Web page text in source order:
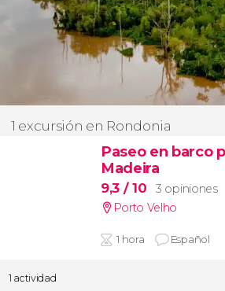
1 excursión en Rondonia
Paseo en barco
Madeira
9,3 / 10
3 opiniones
Porto Velho
1 hora Español
1 actividad